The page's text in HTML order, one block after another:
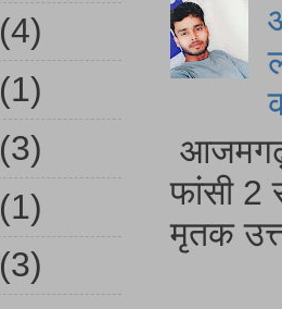
आजमगढ़
फांसी 2
मृतक
(4)
(1)
(3)
(1)
(3)